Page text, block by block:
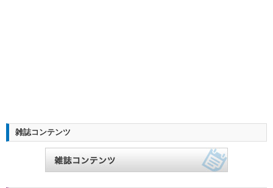
雑誌コンテンツ